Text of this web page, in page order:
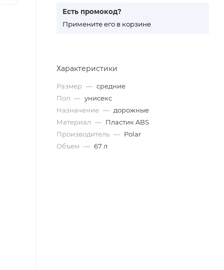
Есть промокод?
Примените его в корзине
Характеристики
Размер — cредние
Пол — унисекс
Назначение — дорожные
Материал — Пластик ABS
Производитель — Polar
Объем — 67 л